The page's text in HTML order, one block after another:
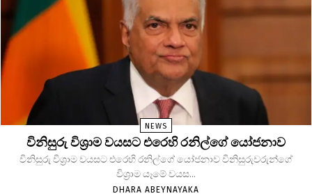
NEWS
විනිසුරු විශ්‍රාම වයසට එරෙහි රනිල්ගේ යෝජනාව
විනිසුරු විශ්‍රාම වයසට එරෙහි රනිල්ගේ යෝජනාව විනිසුරුවරුන්ගේ
විශ්‍රාම යෑමේ වයස...
DHARA ABEYNAYAKA